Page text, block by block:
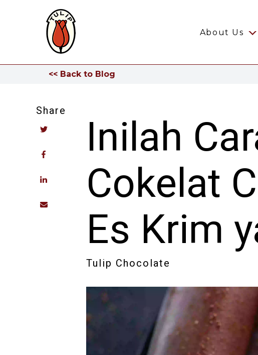
About Us
<< Back to Blog
Inilah
Cokelat
Es Krim
Tulip Chocolate
Share